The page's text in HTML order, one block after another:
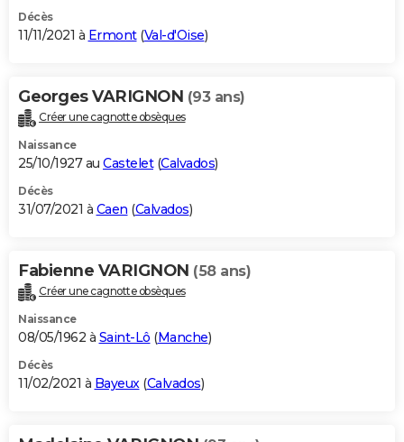
Décès
11/11/2021 à Ermont(Val-d'Oise)
Georges VARIGNON (93 ans)
Créer une cagnotte obsèques
Naissance
25/10/1927 au Castelet(Calvados)
Décès
31/07/2021 à Caen (Calvados)
Fabienne VARIGNON (58 ans)
Créer une cagnotte obsèques
Naissance
08/05/1962 à Saint-Lô (Manche)
Décès
11/02/2021 à Bayeux(Calvados)